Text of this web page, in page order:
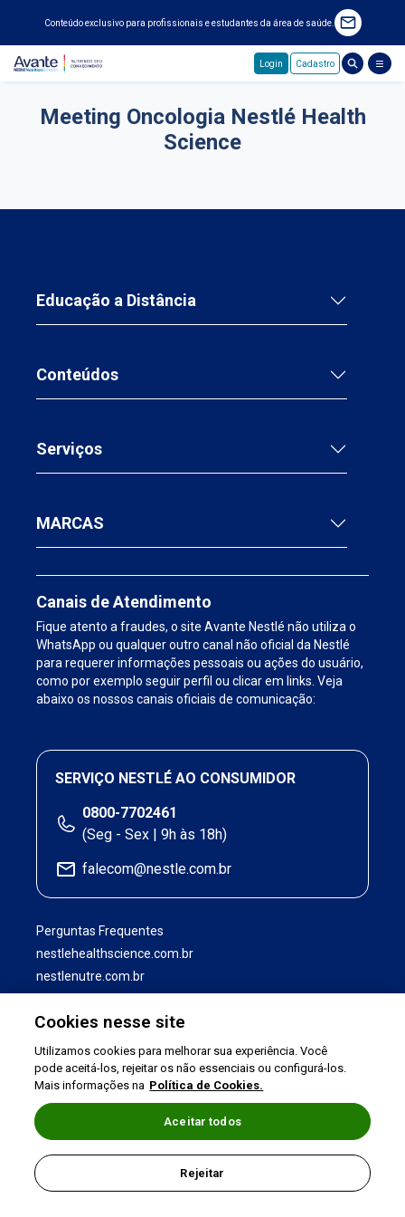
Conteúdo exclusivo para profissionais e estudantes da área de saúde.
Login Cadastro
Meeting Oncologia Nestlé Health
Science
Educação a Distância
Conteúdos
Serviços
MARCAS
Canais de Atendimento
Fique atento a fraudes, o site Avante Nestlé não utiliza o
WhatsApp ou qualquer outro canal não oficial da Nestlé
para requerer informações pessoais ou ações do usuário,
como por exemplo seguir perfil ou clicar em links. Veja
abaixo os nossos canais oficiais de comunicação:
SERVIÇO NESTLÉ AO CONSUMIDOR
0800-7702461
(Seg - Sex | 9h às 18h)
falecom@nestle.com.br
Perguntas Frequentes
nestlehealthscience.com.br
nestlenutre.com.br
Política de Privacidade
©2026 Nestlé Nutrition & Health
Cookies nesse site
Utilizamos cookies para melhorar sua experiência. Você
pode aceitá-los, rejeitar os não essenciais ou configurá-los.
Mais informações na Política de Cookies.
Rejeitar
Aceitar todos